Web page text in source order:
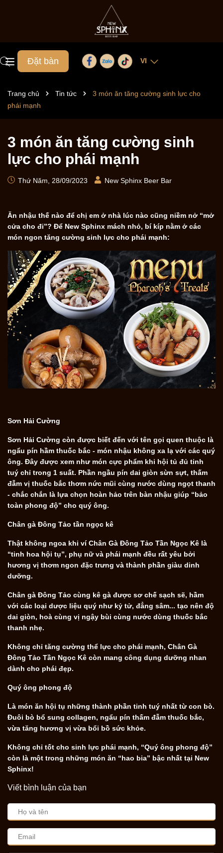
Đặt bàn VI
Trang chủ Tin tức
3 món ăn tăng cường sinh lực cho
phái mạnh
3 món ăn tăng cường sinh
lực cho phái mạnh
Thứ Năm, 28/09/2023 New Sphinx Beer Bar
Ăn nhậu thế nào để chị em ở nhà lúc nào cũng niềm nở “mở
cửa cho đi”? Để New Sphinx mách nhỏ, bí kíp nằm ở các
món ngon tăng cường sinh lực cho phái mạnh:
Sơn Hải Cường
Sơn Hải Cường còn được biết đến với tên gọi quen thuộc là
ngẩu pín hầm thuốc bắc - món nhậu không xa lạ với các quý
ông. Đây được xem như món cực phẩm khi hội tủ đủ tinh
tuý chỉ trong 1 suất. Phần ngầu pín dai giòn sừn sựt, thấm
đẫm vị thuốc bắc thơm nức mũi cùng nước dùng ngọt thanh
- chắc chắn là lựa chọn hoàn hảo trên bàn nhậu giúp “bảo
toàn phong độ” cho quý ông.
Chân gà Đông Tảo tần ngọc kê
Thật không ngoa khi ví Chân Gà Đông Tảo Tần Ngọc Kê là
“tinh hoa hội tụ”, phụ nữ và phái mạnh đều rất yêu bởi
hương vị thơm ngon đặc trưng và thành phần giàu dinh
dưỡng.
Chân gà Đông Tảo cùng kê gà được sơ chế sạch sẽ, hầm
với các loại dược liệu quý như kỷ tử, đẳng sâm... tạo nên độ
dai giòn, hoà cùng vị ngậy bùi cùng nước dùng thuốc bắc
thanh nhẹ.
Không chỉ tăng cường thể lực cho phái mạnh, Chân Gà
Đông Tảo Tần Ngọc Kê còn mang công dụng dưỡng nhan
dành cho phái đẹp.
Quý ông phong độ
Là món ăn hội tụ những thành phần tinh tuý nhất từ con bò.
Đuôi bò bổ sung collagen, ngẩu pín thấm đẫm thuốc bắc,
vừa tăng hương vị vừa bổi bồ sức khỏe.
Không chỉ tốt cho sinh lực phái mạnh, “Quý ông phong độ”
còn là một trong những món ăn “hao bia” bậc nhất tại New
Sphinx!
Viết bình luận của bạn